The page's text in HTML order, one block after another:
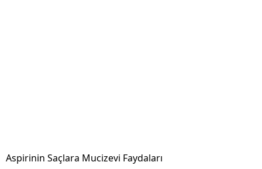
Aspirinin Saçlara Mucizevi Faydaları